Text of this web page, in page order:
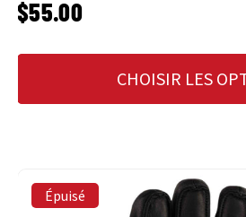
PRIX HABITUEL
$55.00
CHOISIR LES
Épuisé